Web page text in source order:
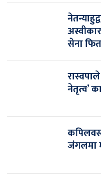
सेना
नेतृत्व’
जंगलमा